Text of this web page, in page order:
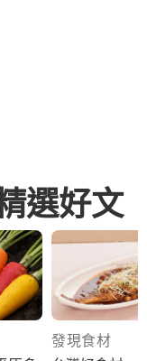
選好文
發現食材